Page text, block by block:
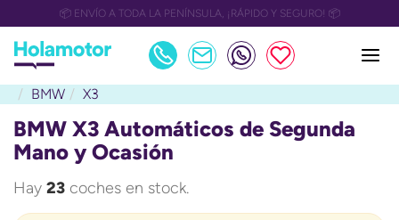
📅 OULET Grupo Safamotor hasta 15.000€ descuento📅
BMW X3
BMW X3 Automáticos de Segunda
Mano y Ocasión
Hay 23 coches en stock.